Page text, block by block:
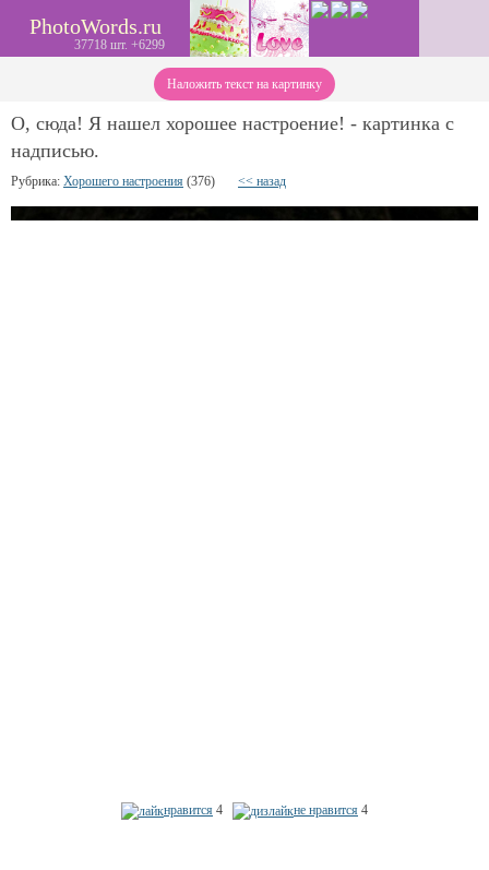
PhotoWords.ru
37718 шт. +6299
Наложить текст на картинку
О, сюда! Я нашел хорошее настроение! - картинка с
надписью.
Рубрика: Хорошего настроения (376) << назад
нравится 4 не нравится 4